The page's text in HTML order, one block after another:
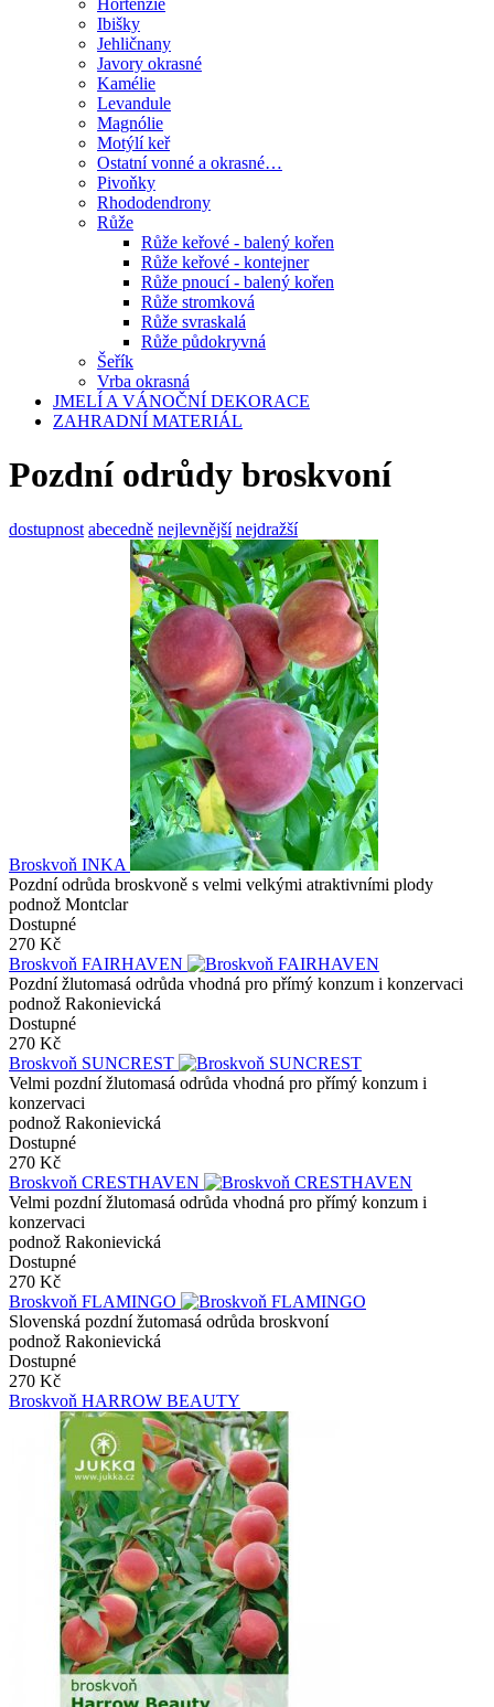
Hortenzie
Ibišky
Jehličnany
Javory okrasné
Kamélie
Levandule
Magnólie
Motýlí keř
Ostatní vonné a okrasné…
Pivoňky
Rhododendrony
Růže
Růže keřové - balený kořen
Růže keřové - kontejner
Růže pnoucí - balený kořen
Růže stromková
Růže svraskalá
Růže půdokryvná
Šeřík
Vrba okrasná
JMELÍ A VÁNOČNÍ DEKORACE
ZAHRADNÍ MATERIÁL
Pozdní odrůdy broskvoní
dostupnost abecedně nejlevnější nejdražší
Broskvoň INKA
Pozdní odrůda broskvoně s velmi velkými atraktivními plody
podnož Montclar
Dostupné
270 Kč
Broskvoň FAIRHAVEN
Pozdní žlutomasá odrůda vhodná pro přímý konzum i konzervaci
podnož Rakonievická
Dostupné
270 Kč
Broskvoň SUNCREST
Velmi pozdní žlutomasá odrůda vhodná pro přímý konzum i
konzervaci
podnož Rakonievická
Dostupné
270 Kč
Broskvoň CRESTHAVEN
Velmi pozdní žlutomasá odrůda vhodná pro přímý konzum i
konzervaci
podnož Rakonievická
Dostupné
270 Kč
Broskvoň FLAMINGO
Slovenská pozdní žutomasá odrůda broskvoní
podnož Rakonievická
Dostupné
270 Kč
Broskvoň HARROW BEAUTY